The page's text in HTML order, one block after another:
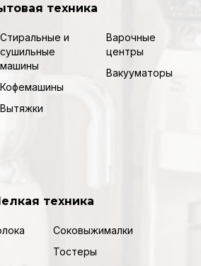
техника
Стиральные и
сушильные
машины
Кофемашины
Вытяжки
Варочные
центры
Вакууматоры
техника
Соковыжималки
Тостеры